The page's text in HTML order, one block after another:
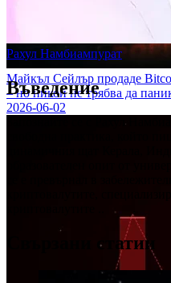
Майкъл Сейлър продаде
– но никой не трябва да
2026-06-02
Рахул Намбиампурат
Въведение
Запознайте се с Рахул
Свързани статии